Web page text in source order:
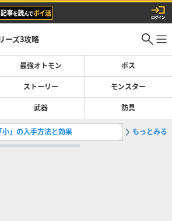
ーズ3攻略
最強オトモン ボス
ストーリー モンスター
武器 防具
」の入手方法と効果 2ヤマツ
もっとみる